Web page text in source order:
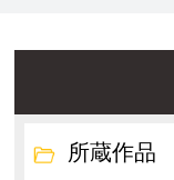
所蔵作品